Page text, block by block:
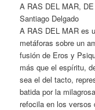
A RAS DEL MAR,
Santiago Delgado
A RAS DEL MAR es
metáforas sobre un
fusión de Eros y
más que el espíritu,
sea el del tacto,
batida por la
refocila en los versos